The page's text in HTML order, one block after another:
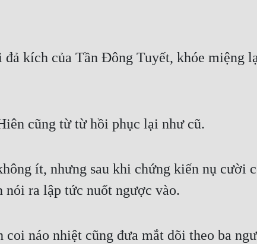
kích của Tần Đông Tuyết, khóe miệng
cũng từ từ hồi phục lại như cũ.
ít, nhưng sau khi chứng kiến nụ cười
ra lập tức nuốt ngược vào.
náo nhiệt cũng đưa mắt dõi theo ba